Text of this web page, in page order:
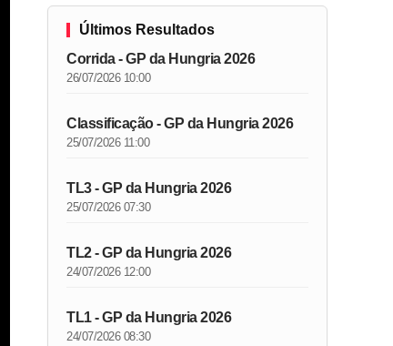
Últimos Resultados
Corrida - GP da Hungria 2026
26/07/2026 10:00
Classificação - GP da Hungria 2026
25/07/2026 11:00
TL3 - GP da Hungria 2026
25/07/2026 07:30
TL2 - GP da Hungria 2026
24/07/2026 12:00
TL1 - GP da Hungria 2026
24/07/2026 08:30